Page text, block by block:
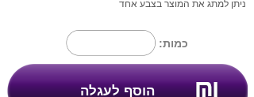
ניתן למתג את המוצר בצבע אחד
כמות: